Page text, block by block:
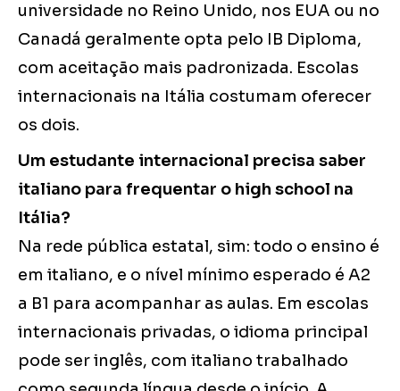
universidade no Reino Unido, nos EUA ou no
Canadá geralmente opta pelo IB Diploma,
com aceitação mais padronizada. Escolas
internacionais na Itália costumam oferecer
os dois.
Um estudante internacional precisa saber
italiano para frequentar o high school na
Itália?
Na rede pública estatal, sim: todo o ensino é
em italiano, e o nível mínimo esperado é A2
a B1 para acompanhar as aulas. Em escolas
internacionais privadas, o idioma principal
pode ser inglês, com italiano trabalhado